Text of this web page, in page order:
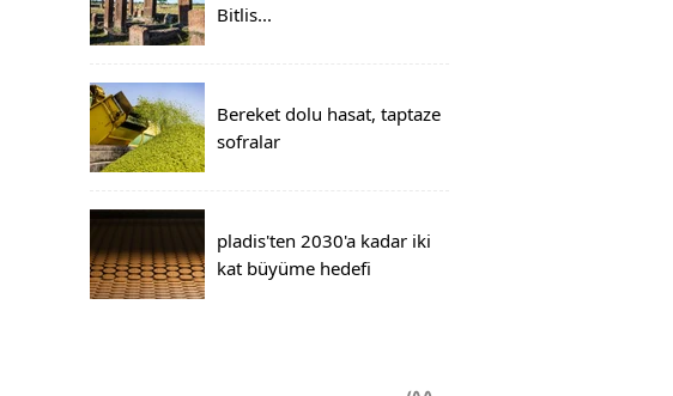
Bitlis...
Bereket dolu hasat, taptaze
sofralar
pladis'ten 2030'a kadar iki
kat büyüme hedefi